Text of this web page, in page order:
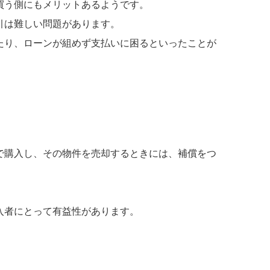
側にもメリットあるようです。
難しい問題があります。
、ローンが組めず支払いに困るといったことが
入し、その物件を売却するときには、補償をつ
にとって有益性があります。